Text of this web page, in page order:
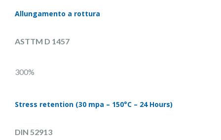
Allungamento a rottura
ASTTM D 1457
300%
Stress retention (30 mpa – 150°C – 24 Hours)
DIN 52913